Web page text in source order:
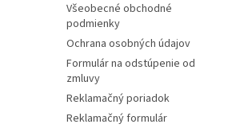
Všeobecné obchodné
podmienky
Ochrana osobných údajov
Formulár na odstúpenie od
zmluvy
Reklamačný poriadok
Reklamačný formulár